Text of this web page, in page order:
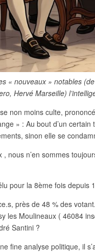
« nouveaux » notables
Hervé Marseille)
non moins culte,
» : Au bout d’un
sinon elle se
, nous n’en sommes
pour la 8ème fois
près de 48 % des
les Moulineaux ( 46084
Santini ?
fine analyse politique, il